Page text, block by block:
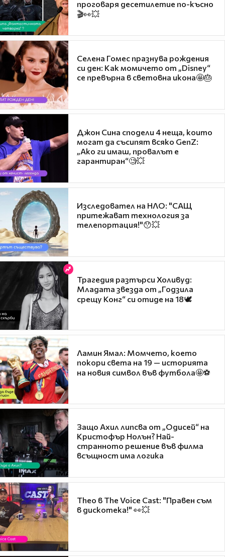
проговаря десетилетие по-късно
🎬👀💥
Селена Гомес празнува рождения
си ден: Как момичето от „Disney“
се превърна в световна икона🤩🎂
Джон Сина сподели 4 неща, които
могат да съсипят всяко GenZ:
„Ако ги имаш, провалът е
гарантиран“🧐💥
Изследовател на НЛО: "САЩ
притежават технология за
телепортация!"😯💥
Трагедия разтърси Холивуд:
Младата звезда от „Годзила
срещу Конг“ си отиде на 18🕊️
Ламин Ямал: Момчето, което
покори света на 19 — историята
на новия символ във футбола🤩⚽
Защо Ахил липсва от „Одисей“ на
Кристофър Нолън? Най-
странното решение във филма
всъщност има логика
Theo в The Voice Cast: "Правен съм
в дискотека!" 👀💥